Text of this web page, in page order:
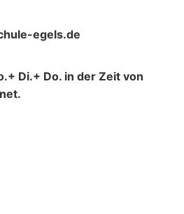
egels.de
Di.+ Do. in der Zeit von